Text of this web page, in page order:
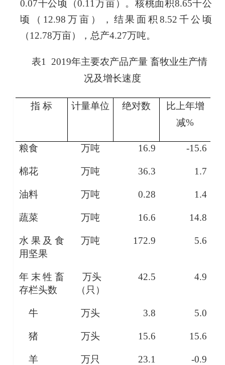
0.07千公顷（0.11 万亩）。核桃面积8.65千公
顷（ 12.98 万亩），结果面积8.52 千公顷
（12.78万亩） ，总产4.27万吨。
表1 2019年主要农产品产量 畜牧业生产情
况及增长速度
指 标 计量单位 绝对数
比上年增
减%
粮食 万吨 16.9 -15.6
棉花 万吨 36.3 1.7
油料 万吨 0.28 1.4
蔬菜 万吨 16.6 14.8
水果及食
用坚果
万吨 172.9 5.6
年末牲畜
存栏头数
万头
（只）
42.5 4.9
牛 万头 3.8 5.0
猪 万头 15.6 15.6
羊 万只 23.1 -0.9